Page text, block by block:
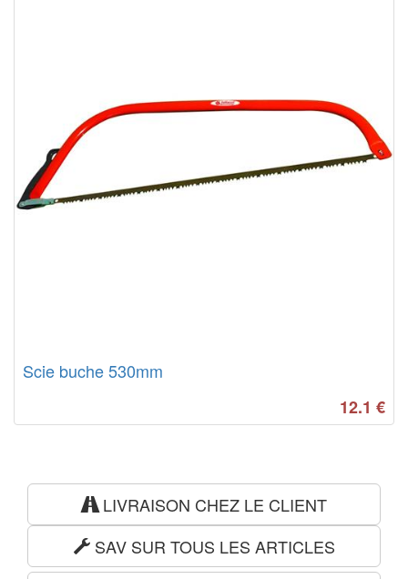
Scie buche 530mm
12.1 €
LIVRAISON CHEZ LE CLIENT
SAV SUR TOUS LES ARTICLES